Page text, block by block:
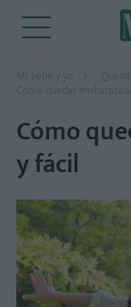
Mi bebé y yo
Cómo quedar
Cómo
y fácil